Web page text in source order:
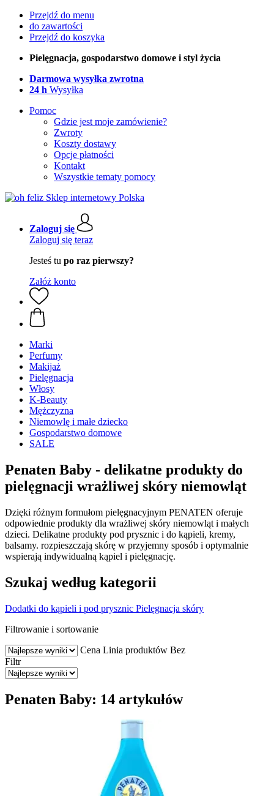
Przejdź do menu
do zawartości
Przejdź do koszyka
Pielęgnacja, gospodarstwo domowe i styl życia
Darmowa wysyłka zwrotna
24 h Wysyłka
Pomoc
Gdzie jest moje zamówienie?
Zwroty
Koszty dostawy
Opcje płatności
Kontakt
Wszystkie tematy pomocy
Zaloguj się
Zaloguj się teraz
Jesteś tu po raz pierwszy?
Załóż konto
Marki
Perfumy
Makijaż
Pielęgnacja
Włosy
K-Beauty
Mężczyzna
Niemowlę i małe dziecko
Gospodarstwo domowe
SALE
Penaten Baby - delikatne produkty do
pielęgnacji wrażliwej skóry niemowląt
Dzięki różnym formułom pielęgnacyjnym PENATEN oferuje
odpowiednie produkty dla wrażliwej skóry niemowląt i małych
dzieci. Delikatne produkty pod prysznic i do kąpieli, kremy,
balsamy. rozpieszczają skórę w przyjemny sposób i optymalnie
wspierają indywidualną kąpiel i pielęgnację.
Szukaj według kategorii
Dodatki do kąpieli i pod prysznic Pielęgnacja skóry
Filtrowanie i sortowanie
Cena Linia produktów Bez
Filtr
Penaten Baby: 14 artykułów